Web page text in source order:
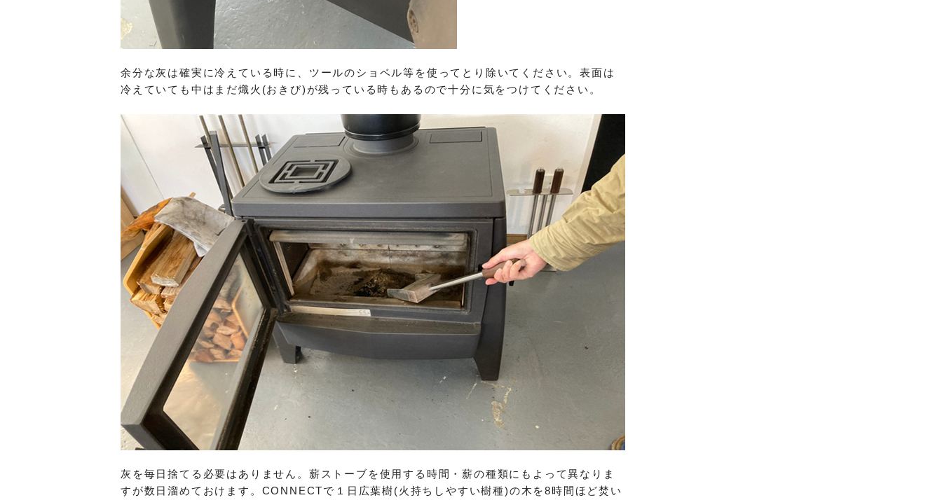
余分な灰は確実に冷えている時に、ツールのショベル等を使ってとり除いてください。表面は
冷えていても中はまだ熾火(おきび)が残っている時もあるので十分に気をつけてください。
灰を毎日捨てる必要はありません。薪ストーブを使用する時間・薪の種類にもよって異なりま
すが数日溜めておけます。CONNECTで１日広葉樹(火持ちしやすい樹種)の木を8時間ほど焚い